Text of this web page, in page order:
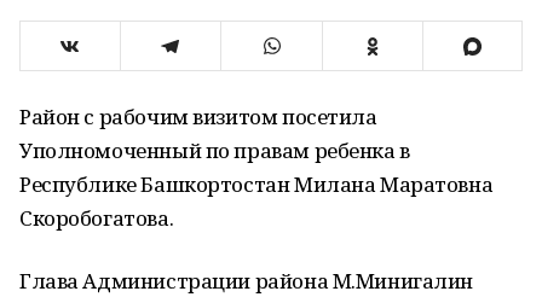
Район с рабочим визитом посетила
Уполномоченный по правам ребенка в
Республике Башкортостан Милана Маратовна
Скоробогатова.
Глава Администрации района М.Минигалин